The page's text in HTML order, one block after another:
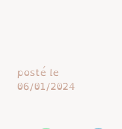
posté le
06/01/2024